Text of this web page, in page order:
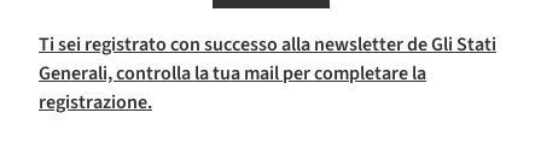
Ti sei registrato con successo alla newsletter de Gli Stati
Generali, controlla la tua mail per completare la
registrazione.